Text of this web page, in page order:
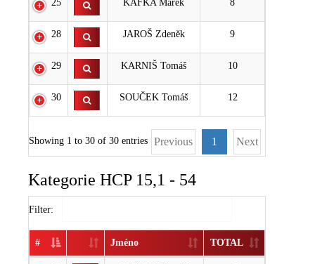
25 KAFKA Marek 8
28 JAROŠ Zdeněk 9
29 KARNIŠ Tomáš 10
30 SOUČEK Tomáš 12
Showing 1 to 30 of 30 entries Previous 1 Next
Kategorie HCP 15,1 - 54
Filter:
# Jméno TOTAL